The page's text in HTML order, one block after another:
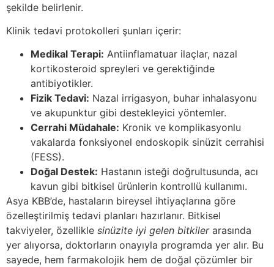
şekilde belirlenir.
Klinik tedavi protokolleri şunları içerir:
Medikal Terapi: Antiinflamatuar ilaçlar, nazal
kortikosteroid spreyleri ve gerektiğinde
antibiyotikler.
Fizik Tedavi: Nazal irrigasyon, buhar inhalasyonu
ve akupunktur gibi destekleyici yöntemler.
Cerrahi Müdahale: Kronik ve komplikasyonlu
vakalarda fonksiyonel endoskopik sinüzit cerrahisi
(FESS).
Doğal Destek: Hastanın isteği doğrultusunda, acı
kavun gibi bitkisel ürünlerin kontrollü kullanımı.
Asya KBB’de, hastaların bireysel ihtiyaçlarına göre
özelleştirilmiş tedavi planları hazırlanır. Bitkisel
takviyeler, özellikle sinüzite iyi gelen bitkilerarasında
yer alıyorsa, doktorların onayıyla programda yer alır. Bu
sayede, hem farmakolojik hem de doğal çözümler bir